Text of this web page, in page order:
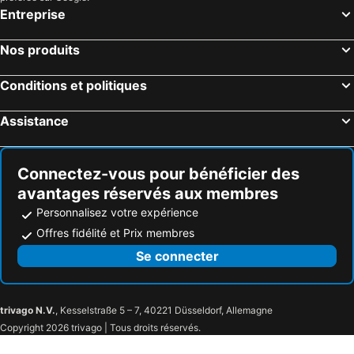
Aix-la-Chapelle, Rhénanie du Nord-Westphalie Hôtels
Winterberg, Rhénanie du Nord-Westphalie Hôtels
Entreprise
Nos produits
Conditions et politiques
Assistance
Connectez-vous pour bénéficier des
avantages réservés aux membres
Personnalisez votre expérience
Offres fidélité et Prix membres
Se connecter
trivago N.V., Kesselstraße 5 – 7, 40221 Düsseldorf, Allemagne
Copyright 2026 trivago | Tous droits réservés.